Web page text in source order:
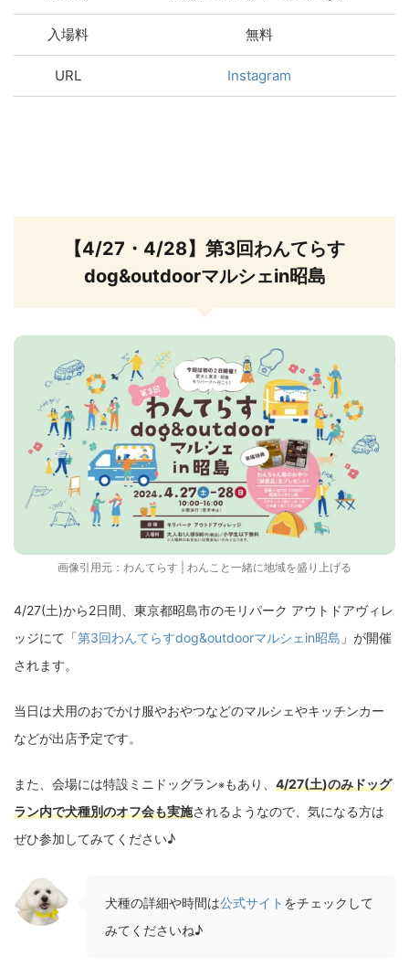
入場料 無料
URL Instagram
【4/27・4/28】第3回わんてらす
dog&outdoorマルシェin昭島
画像引用元： わんてらす | わんこと一緒に地域を盛り上げる
4/27(土)から2日間、東京都昭島市のモリパーク アウトドアヴィレ
ッジにて「第3回わんてらすdog&outdoorマルシェin昭島 」が開催
されます。
当日は犬用のおでかけ服やおやつなどのマルシェやキッチンカー
などが出店予定です。
また、会場には特設ミニドッグラン※もあり、 4/27(土)のみドッグ
ラン内で犬種別のオフ会も実施されるようなので、気になる方は
ぜひ参加してみてください♪
犬種の詳細や時間は公式サイト をチェックして
みてくださいね♪